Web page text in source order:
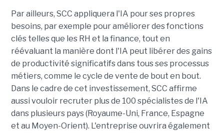
Par ailleurs, SCC appliquera l'IA pour ses propres
besoins, par exemple pour améliorer des fonctions
clés telles que les RH et la finance, tout en
réévaluant la manière dont l'IA peut libérer des gains
de productivité significatifs dans tous ses processus
métiers, comme le cycle de vente de bout en bout.
Dans le cadre de cet investissement, SCC affirme
aussi vouloir recruter plus de 100 spécialistes de l'IA
dans plusieurs pays (Royaume-Uni, France, Espagne
et au Moyen-Orient). L'entreprise ouvrira également